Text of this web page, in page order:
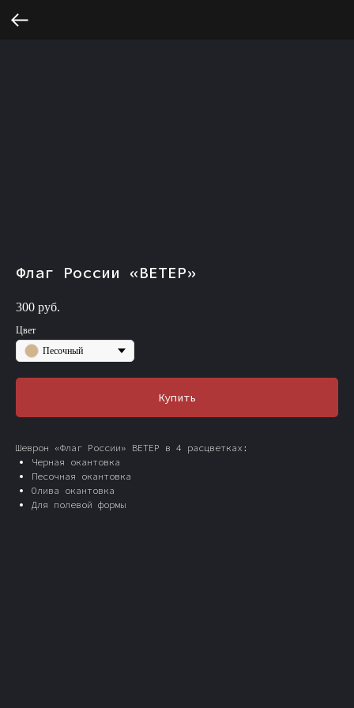
Флаг России «ВЕТЕР»
300 руб.
Цвет
Песочный
Купить
Шеврон «Флаг России» ВЕТЕР в 4 расцветках:
Черная окантовка
Песочная окантовка
Олива окантовка
Для полевой формы